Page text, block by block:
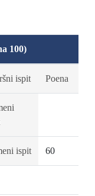
100)
ispit Poena
ispit 60